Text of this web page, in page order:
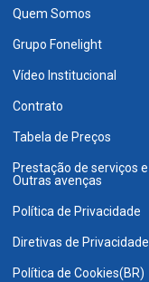
Quem Somos
Grupo Fonelight
Vídeo Institucional
Contrato
Tabela de Preços
Prestação de serviços e
Outras avenças
Política de Privacidade
Diretivas de Privacidade
Política de Cookies(BR)